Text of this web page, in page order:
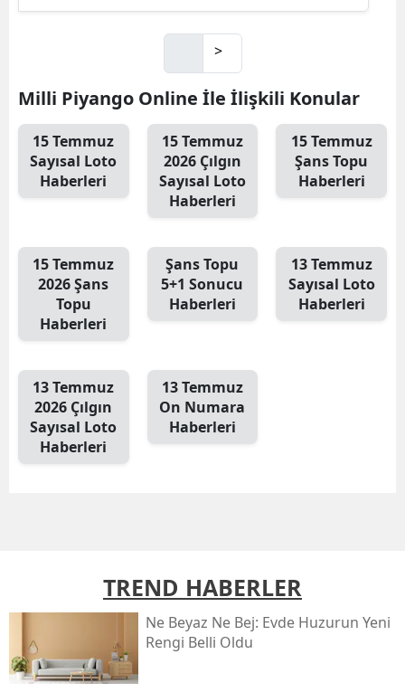
>
Milli Piyango Online İle İlişkili Konular
15 Temmuz
Sayısal Loto
Haberleri
15 Temmuz
2026 Çılgın
Sayısal Loto
Haberleri
15 Temmuz
Şans Topu
Haberleri
15 Temmuz
2026 Şans
Topu
Haberleri
Şans Topu
5+1 Sonucu
Haberleri
13 Temmuz
Sayısal Loto
Haberleri
13 Temmuz
2026 Çılgın
Sayısal Loto
Haberleri
13 Temmuz
On Numara
Haberleri
TREND HABERLER
Ne Beyaz Ne Bej: Evde Huzurun Yeni
Rengi Belli Oldu